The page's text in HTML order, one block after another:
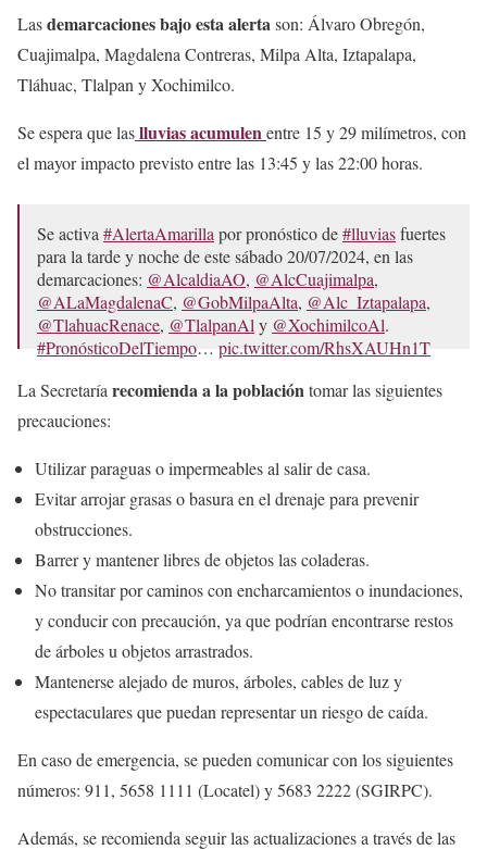
Lasdemarcaciones bajo esta alertason: Álvaro Obregón,
Cuajimalpa, Magdalena Contreras, Milpa Alta, Iztapalapa,
Tláhuac, Tlalpan y Xochimilco.
Se espera que laslluvias acumulenentre 15 y 29 milímetros, con
el mayor impacto previsto entre las 13:45 y las 22:00 horas.
Se activa #AlertaAmarilla por pronóstico de#lluviasfuertes
para la tarde y noche de este sábado 20/07/2024, en las
demarcaciones: @AlcaldiaAO, @AlcCuajimalpa,
@ALaMagdalenaC, @GobMilpaAlta, @Alc_Iztapalapa,
@TlahuacRenace, @TlalpanAl y @XochimilcoAl.
#PronósticoDelTiempo… pic.twitter.com/RhsXAUHn1T
— Secretaría de Gestión Integral de Riesgos y PC
(@SGIRPC_CDMX)
La Secretaría recomienda a la poblacióntomar las siguientes
precauciones:
Utilizar paraguas o impermeables al salir de casa.
Evitar arrojar grasas o basura en el drenaje para prevenir
obstrucciones.
Barrer y mantener libres de objetos las coladeras.
No transitar por caminos con encharcamientos o inundaciones,
y conducir con precaución, ya que podrían encontrarse restos
de árboles u objetos arrastrados.
Mantenerse alejado de muros, árboles, cables de luz y
espectaculares que puedan representar un riesgo de caída.
En caso de emergencia, se pueden comunicar con los siguientes
números: 911, 5658 1111 (Locatel) y 5683 2222 (SGIRPC).
Además, se recomienda seguir las actualizaciones a través de las